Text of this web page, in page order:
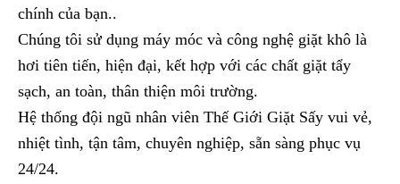
chính của bạn..
Chúng tôi sử dụng máy móc và công nghệ giặt khô là
hơi tiên tiến, hiện đại, kết hợp với các chất giặt tẩy
sạch, an toàn, thân thiện môi trường.
Hệ thống đội ngũ nhân viên Thế Giới Giặt Sấy vui vẻ,
nhiệt tình, tận tâm, chuyên nghiệp, sẵn sàng phục vụ
24/24.